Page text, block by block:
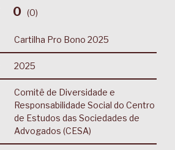
0 (0)
Cartilha Pro Bono 2025
2025
Comitê de Diversidade e
Responsabilidade Social do Centro
de Estudos das Sociedades de
Advogados (CESA)